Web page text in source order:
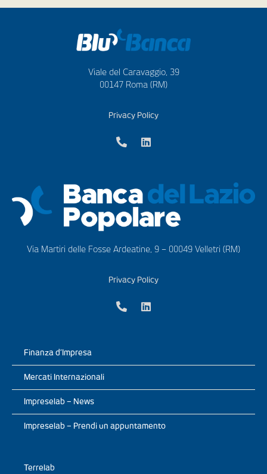
Viale del Caravaggio, 39
00147 Roma (RM)
Privacy Policy
Via Martiri delle Fosse Ardeatine, 9 – 00049 Velletri (RM)
Privacy Policy
Finanza d’Impresa
Mercati Internazionali
Impreselab – News
Impreselab – Prendi un appuntamento
Terrelab